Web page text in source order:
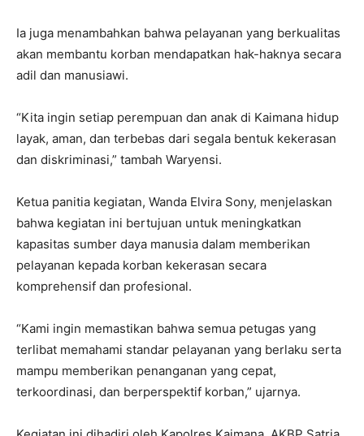
Ia juga menambahkan bahwa pelayanan yang berkualitas
akan membantu korban mendapatkan hak-haknya secara
adil dan manusiawi.
“Kita ingin setiap perempuan dan anak di Kaimana hidup
layak, aman, dan terbebas dari segala bentuk kekerasan
dan diskriminasi,” tambah Waryensi.
Ketua panitia kegiatan, Wanda Elvira Sony, menjelaskan
bahwa kegiatan ini bertujuan untuk meningkatkan
kapasitas sumber daya manusia dalam memberikan
pelayanan kepada korban kekerasan secara
komprehensif dan profesional.
“Kami ingin memastikan bahwa semua petugas yang
terlibat memahami standar pelayanan yang berlaku serta
mampu memberikan penanganan yang cepat,
terkoordinasi, dan berperspektif korban,” ujarnya.